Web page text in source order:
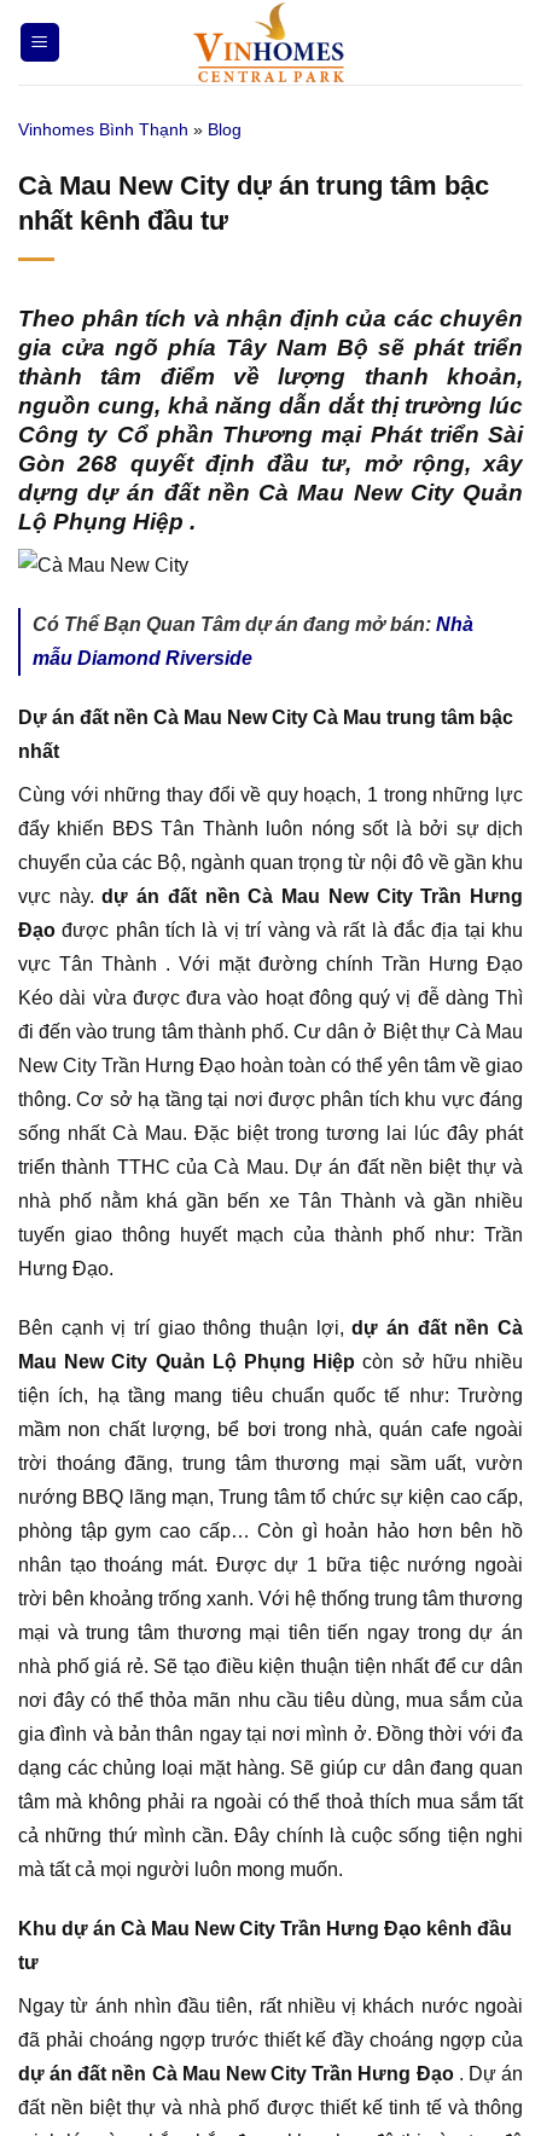
qua
nội
Vinhomes Bình Thạnh » Blog
Cà Mau New City dự án trung tâm bậc
nhất kênh đầu tư
Theo phân tích và nhận định của các chuyên
gia cửa ngõ phía Tây Nam Bộ sẽ phát triển
thành tâm điểm về lượng thanh khoản,
nguồn cung, khả năng dẫn dắt thị trường lúc
Công ty Cổ phần Thương mại Phát triển Sài
Gòn 268 quyết định đầu tư, mở rộng, xây
dựngdự án đất nền Cà Mau New City Quản
Lộ Phụng Hiệp .
Có Thể Bạn Quan Tâm dự án đang mở bán: Nhà
mẫu Diamond Riverside
Dự án đất nền Cà Mau New City Cà Mau trung tâm bậc
nhất
Cùng với những thay đổi về quy hoạch, 1 trong những lực
đẩy khiến BĐS Tân Thành luôn nóng sốt là bởi sự dịch
chuyển của các Bộ, ngành quan trọng từ nội đô về gần khu
vực này.dự án đất nền Cà Mau New City Trần Hưng
Đạo được phân tích là vị trí vàng và rất là đắc địa tại khu
vực Tân Thành . Với mặt đường chính Trần Hưng Đạo
Kéo dài vừa được đưa vào hoạt đông quý vị đễ dàng Thì
đi đến vào trung tâm thành phố. Cư dân ở Biệt thự Cà Mau
New City Trần Hưng Đạo hoàn toàn có thể yên tâm về giao
thông. Cơ sở hạ tầng tại nơi được phân tích khu vực đáng
sống nhất Cà Mau. Đặc biệt trong tương lai lúc đây phát
triển thành TTHC của Cà Mau. Dự án đất nền biệt thự và
nhà phố nằm khá gần bến xe Tân Thành và gần nhiều
tuyến giao thông huyết mạch của thành phố như: Trần
Hưng Đạo.
Bên cạnh vị trí giao thông thuận lợi,dự án đất nền Cà
Mau New City Quản Lộ Phụng Hiệp còn sở hữu nhiều
tiện ích, hạ tầng mang tiêu chuẩn quốc tế như: Trường
mầm non chất lượng, bể bơi trong nhà, quán cafe ngoài
trời thoáng đãng, trung tâm thương mại sầm uất, vườn
nướng BBQ lãng mạn, Trung tâm tổ chức sự kiện cao cấp,
phòng tập gym cao cấp… Còn gì hoản hảo hơn bên hồ
nhân tạo thoáng mát. Được dự 1 bữa tiệc nướng ngoài
trời bên khoảng trống xanh. Với hệ thống trung tâm thương
mại và trung tâm thương mại tiên tiến ngay trong dự án
nhà phố giá rẻ. Sẽ tạo điều kiện thuận tiện nhất để cư dân
nơi đây có thể thỏa mãn nhu cầu tiêu dùng, mua sắm của
gia đình và bản thân ngay tại nơi mình ở. Đồng thời với đa
dạng các chủng loại mặt hàng. Sẽ giúp cư dân đang quan
tâm mà không phải ra ngoài có thể thoả thích mua sắm tất
cả những thứ mình cần. Đây chính là cuộc sống tiện nghi
mà tất cả mọi người luôn mong muốn.
Khu dự án Cà Mau New City Trần Hưng Đạo kênh đầu
tư
Ngay từ ánh nhìn đầu tiên, rất nhiều vị khách nước ngoài
đã phải choáng ngợp trước thiết kế đầy choáng ngợp của
dự án đất nền Cà Mau New City Trần Hưng Đạo. Dự án
đất nền biệt thự và nhà phố được thiết kế tinh tế và thông